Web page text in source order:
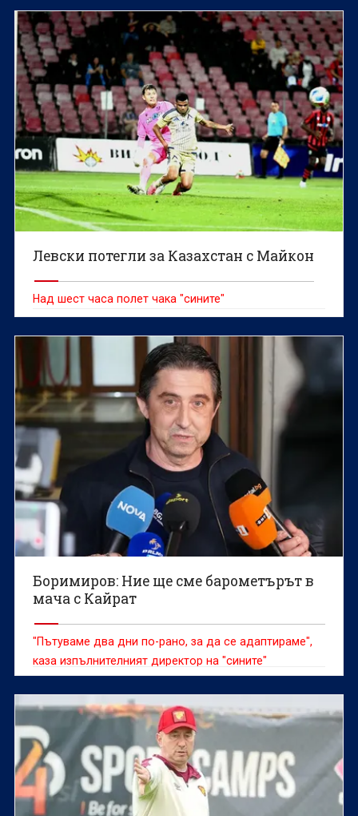
Левски потегли за Казахстан с Майкон
Над шест часа полет чака "сините"
Боримиров: Ние ще сме барометърът в
мача с Кайрат
"Пътуваме два дни по-рано, за да се адаптираме",
каза изпълнителният директор на "сините"